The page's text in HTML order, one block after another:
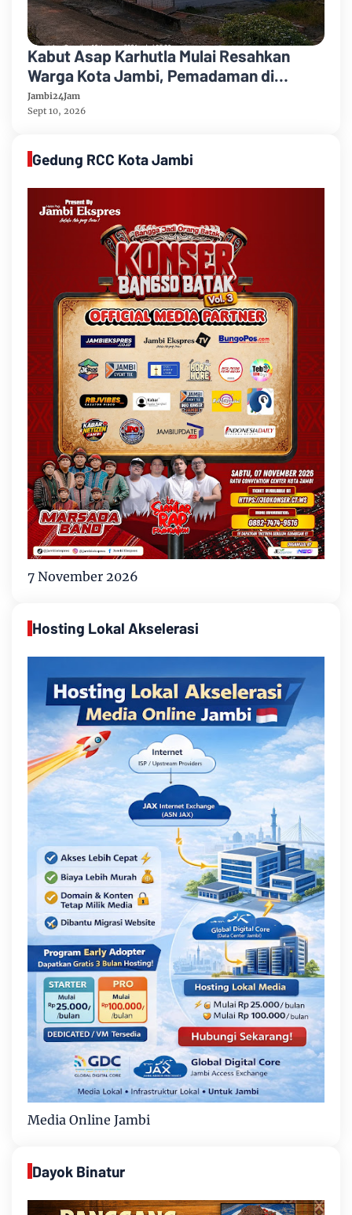
Kabut Asap Karhutla Mulai Resahkan
Warga Kota Jambi, Pemadaman di
Sungai Gelam Terus Dikebut
Jambi24Jam
Sept 10, 2026
Gedung RCC Kota Jambi
7 November 2026
Hosting Lokal Akselerasi
Media Online Jambi
Dayok Binatur